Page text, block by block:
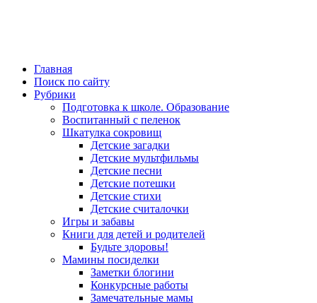
Главная
Поиск по сайту
Рубрики
Подготовка к школе. Образование
Воспитанный с пеленок
Шкатулка сокровищ
Детские загадки
Детские мультфильмы
Детские песни
Детские потешки
Детские стихи
Детские считалочки
Игры и забавы
Книги для детей и родителей
Будьте здоровы!
Мамины посиделки
Заметки блогини
Конкурсные работы
Замечательные мамы